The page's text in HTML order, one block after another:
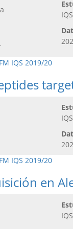
IQS 2019/20
IQS 2019/20
en